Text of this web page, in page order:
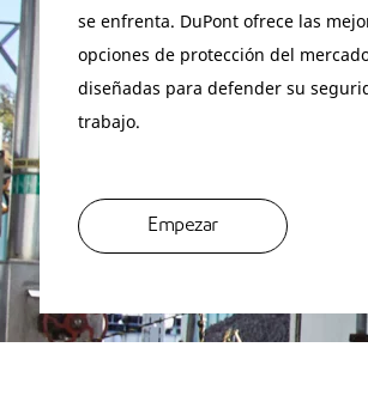
se enfrenta. DuPont ofrece las
opciones de protección del
diseñadas para defender su
trabajo.
Empezar